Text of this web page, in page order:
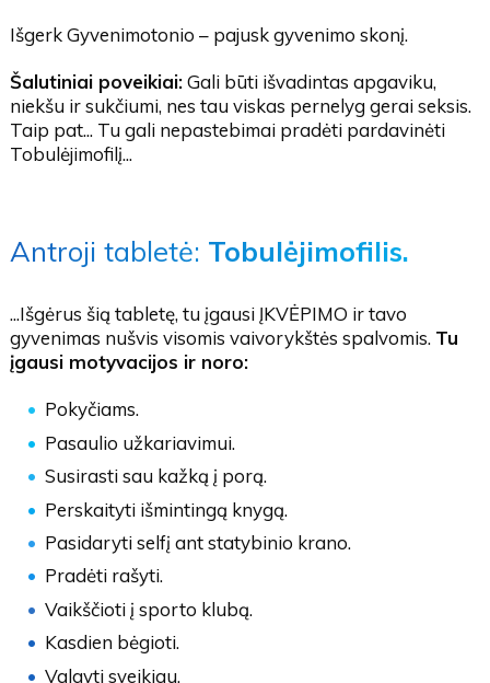
Išgerk Gyvenimotonio – pajusk gyvenimo skonį.
Šalutiniai poveikiai:Gali būti išvadintas apgaviku,
niekšu ir sukčiumi, nes tau viskas pernelyg gerai seksis.
Taip pat... Tu gali nepastebimai pradėti pardavinėti
Tobulėjimofilį...
Antroji tabletė: Tobulėjimofilis.
...Išgėrus šią tabletę, tu įgausi ĮKVĖPIMO ir tavo
gyvenimas nušvis visomis vaivorykštės spalvomis. Tu
įgausi motyvacijos ir noro:
Pokyčiams.
Pasaulio užkariavimui.
Susirasti sau kažką į porą.
Perskaityti išmintingą knygą.
Pasidaryti selfį ant statybinio krano.
Pradėti rašyti.
Vaikščioti į sporto klubą.
Kasdien bėgioti.
Valgyti sveikiau.